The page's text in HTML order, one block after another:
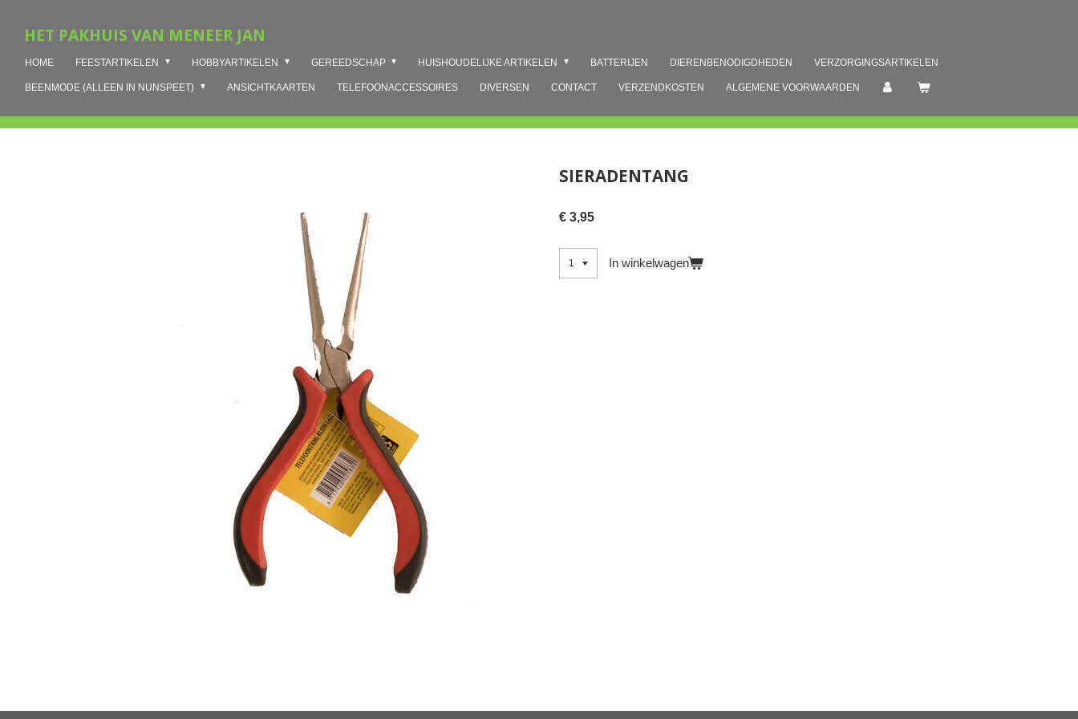
direct
hoofdinhoud
HET PAKHUIS VAN MENEER JAN
HOME FEESTARTIKELEN HOBBYARTIKELEN GEREEDSCHAP HUISHOUDELIJKE ARTIKELEN BATTERIJEN DIERENBENODIGDHEDEN VERZORGINGSARTIKELEN
BEENMODE (ALLEEN IN NUNSPEET) ANSICHTKAARTEN TELEFOONACCESSOIRES DIVERSEN CONTACT VERZENDKOSTEN ALGEMENE VOORWAARDEN
SIERADENTANG
€ 3,95
In winkelwagen